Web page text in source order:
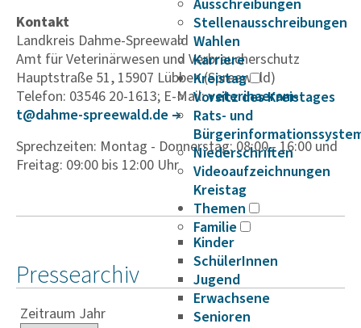
Ausschreibungen
Stellenausschreibungen
Wahlen
Karriere
Kreistag
Vorsitz des Kreistages
Rats- und
Niederschriften
Videoaufzeichnungen
Kreistag
Themen
Familie
Kinder
SchülerInnen
Jugend
Erwachsene
Senioren
Kontakt
Landkreis Dahme-Spreewald
Amt für Vete­ri­nä­r­wesen und Verbrau­cher­schutz
Hauptstraße 51, 15907 Lübben (Spreewald)
Telefon: 03546 20-1613; E-Mail:vete­ri­nae­r­am­
t@dahme-spree­wald.de
Sprechzeiten: Montag - Donnerstag: 08:00 - 16:00 und
Freitag: 09:00 bis 12:00 Uhr
Pressearchiv
Zeitraum Jahr